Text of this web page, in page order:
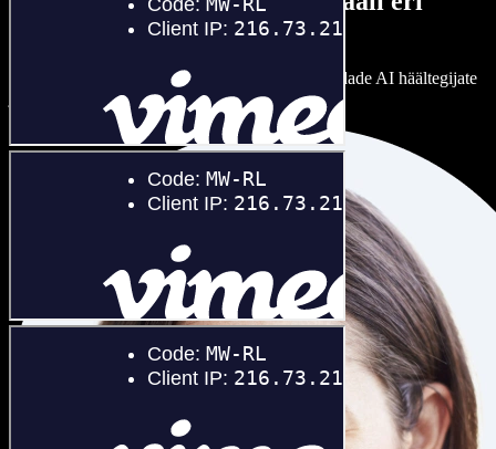
aktsentidega
Ükski projekt ei pea kõlama ühtemoodi. Vali sadade AI häältegijate
ja aktsentide hulgast ning kohanda neid.